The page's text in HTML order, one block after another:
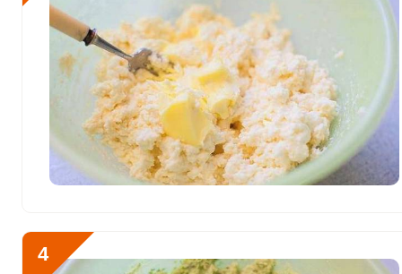
Йод
Кобальт 18.5 мкг
Марганец 2 мкг
Медь 524.2 мкг
Рубидий
4